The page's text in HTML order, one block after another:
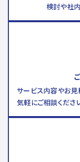
検討や社
サービス内容やお見
気軽にご相談くださ